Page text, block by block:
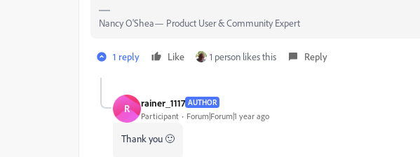
Nancy O'Shea— Product User & Community Expert
1 reply Like 1 person likes this Reply
R rainer_1117 AUTHOR
Participant Forum|Forum|1 year ago
Thank you 🙂